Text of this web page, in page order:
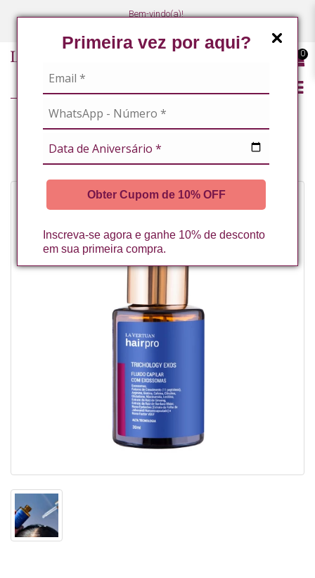
Primeira vez por aqui?
Obter Cupom de 10% OFF
Inscreva-se agora e ganhe 10% de desconto
em sua primeira compra.
Bem-vindo(a)!
0